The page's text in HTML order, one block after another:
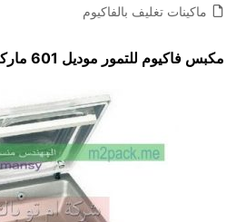
ماكينات تغليف بالفاكيوم
مكبس فاكيوم للتمور موديل 601 ماركة مهندس منسي